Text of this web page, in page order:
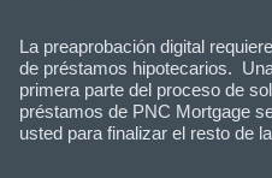
La preaprobación digital
de préstamos hipotecarios.
primera parte del proceso de
préstamos de PNC Mortgage
usted para finalizar el resto de